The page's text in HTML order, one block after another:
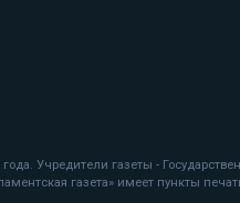
Учредители газеты -
газета» имеет пункты